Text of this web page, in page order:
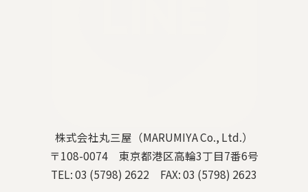
株式会社丸三屋（MARUMIYA Co., Ltd.）
〒108-0074 東京都港区高輪3丁目7番6号
TEL: 03 (5798) 2622 FAX: 03 (5798) 2623